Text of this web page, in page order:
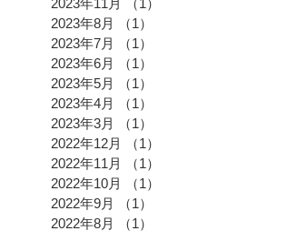
2023年11月
（1）
2023年8月
（1）
2023年7月
（1）
2023年6月
（1）
2023年5月
（1）
2023年4月
（1）
2023年3月
（1）
2022年12月
（1）
2022年11月
（1）
2022年10月
（1）
2022年9月
（1）
2022年8月
（1）